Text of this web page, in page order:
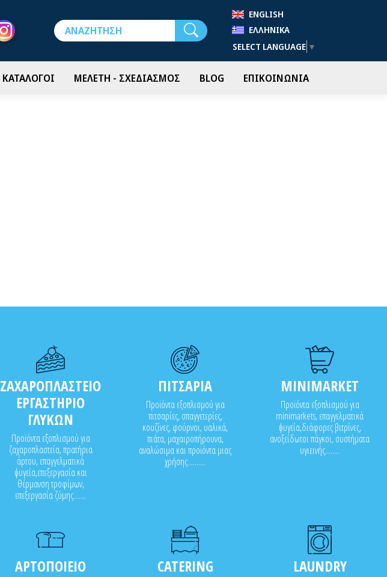
ENGLISH
ΕΛΛΗΝΙΚΆ
SELECT LANGUAGE ▼
ΚΑΤΑΛΟΓΟΙ ΜΕΛΕΤΗ - ΣΧΕΔΙΑΣΜΟΣ BLOG ΕΠΙΚΟΙΝΩΝΙΑ
ΖΑΧΑΡΟΠΛΑΣΤΕΙΟ
ΕΡΓΑΣΤΗΡΙΟ
ΓΛΥΚΩΝ
Προϊόντα εξοπλισμού για
ζαχαροπλαστεία, πρατήρια
άρτου, επαγγελματικά
ψυγεία,επεξεργασία και
θέρμανση τροφίμων,
επεξεργασία ζύμης.......
ΠΙΤΣΑΡΙΑ
Προϊόντα εξοπλισμού για
πιτσαρίες, σπαγγετερίες,
κουζίνες, φούρνοι, υαλικά,
πιάτα, μαχαιροπήρουνα,
αναλώσιμα και προϊόντα μιας
χρήσης..........
MINIMARKET
Προϊόντα εξοπλισμού για
minimarkets, επαγγελματικά
ψυγεία,διάφορες βιτρίνες,
ανοξείδωτοι πάγκοι, συστήματα
υγιεινής........
ΑΡΤΟΠΟΙΕΙΟ CATERING LAUNDRY